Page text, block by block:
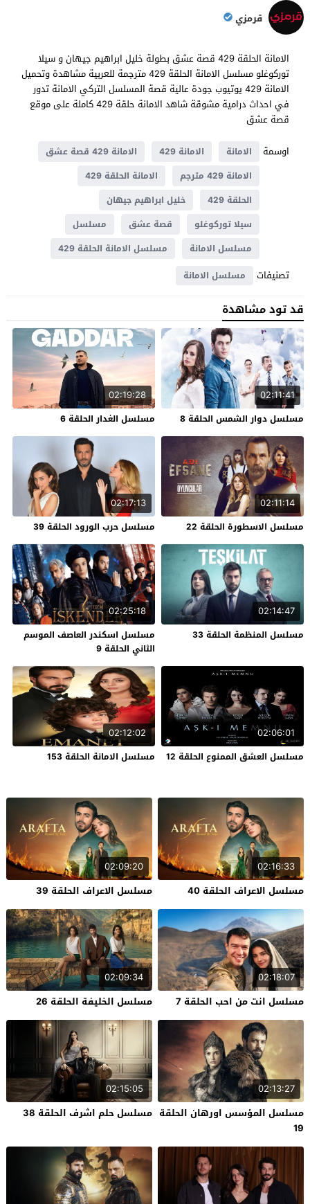
قرمزي
الامانة الحلقة 429 قصة عشق بطولة خليل ابراهيم جيهان و سيلا
توركوغلو مسلسل الامانة الحلقة 429 مترجمة للعربية مشاهدة وتحميل
الامانة 429 يوتيوب جودة عالية قصة المسلسل التركي الامانة تدور
في احداث ​​درامية مشوقة شاهد الامانة حلقة 429 كاملة على موقع
قصة عشق
اوسمة
الامانة الامانة 429
الامانة 429 قصة عشق
الامانة 429 مترجم
الامانة الحلقة 429
الحلقة 429
خليل ابراهيم جيهان
سيلا توركوغلو
قصة عشق
مسلسل
مسلسل الامانة
مسلسل الامانة الحلقة 429
تصنيفات مسلسل الامانة
قد تود مشاهدة
02:11:41
مسلسل دوار الشمس الحلقة 8
02:19:28
مسلسل الغدار الحلقة 6
02:11:14
مسلسل الاسطورة الحلقة 22
02:17:13
مسلسل حرب الورود الحلقة 39
02:14:47
مسلسل المنظمة الحلقة 33
02:25:18
مسلسل اسكندر العاصف الموسم
الثاني الحلقة 9
02:06:01
مسلسل العشق الممنوع الحلقة 12
02:12:02
مسلسل الامانة الحلقة 153
02:16:33
مسلسل الاعراف الحلقة 40
02:09:20
مسلسل الاعراف الحلقة 39
02:18:07
مسلسل انت من احب الحلقة 7
02:09:34
مسلسل الخليفة الحلقة 26
02:13:27
مسلسل المؤسس اورهان الحلقة
19
02:15:05
مسلسل حلم اشرف الحلقة 38